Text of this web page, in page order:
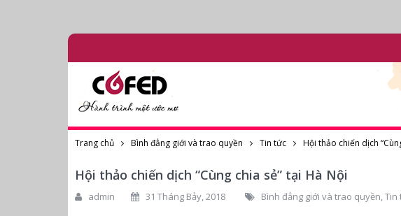
Trang chủ Bình đẳng giới và trao quyền Tin tức Hội thảo chiến dịch
Hội thảo chiến dịch “Cùng chia sẻ” tại Hà Nội
admin 31 Tháng Bảy, 2018 Bình đẳng giới và trao quyền,Tin